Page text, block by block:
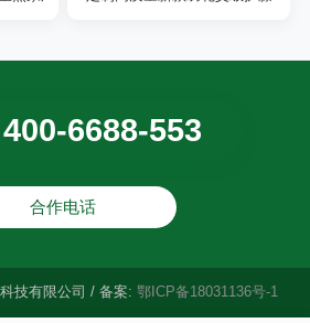
400-6688-553
合作电话
技有限公司 / 备案: 鄂ICP备18031136号-1